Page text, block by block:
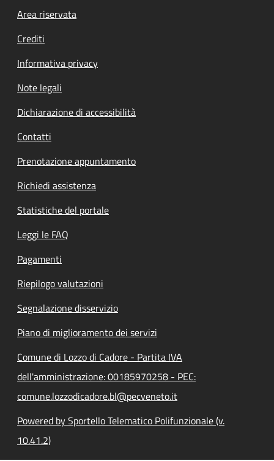
Footer menu
Area riservata
Crediti
Informativa privacy
Note legali
Dichiarazione di accessibilità
Contatti
Prenotazione appuntamento
Richiedi assistenza
Statistiche del portale
Leggi le FAQ
Pagamenti
Riepilogo valutazioni
Segnalazione disservizio
Piano di miglioramento dei servizi
Comune di Lozzo di Cadore - Partita IVA
dell'amministrazione: 00185970258 - PEC:
comune.lozzodicadore.bl@pecveneto.it
Powered by Sportello Telematico Polifunzionale (v.
10.41.2)